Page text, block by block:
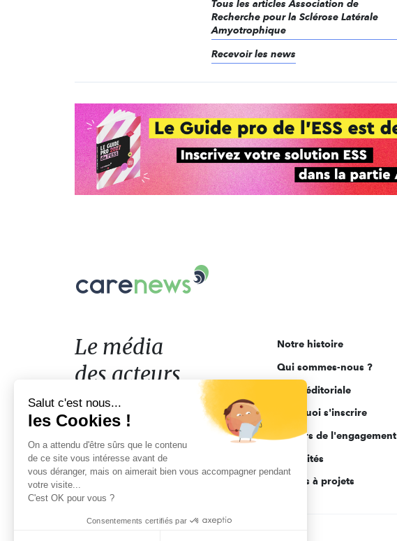
Tous les articles Association de
Recherche pour la Sclérose Latérale
Amyotrophique
Recevoir les news
Le
acteurs
de
l'engagement
Le média
des acteurs
de l'engagement
Notre histoire
Qui sommes-nous ?
Ligne éditoriale
Pourquoi s'inscrire
Acteurs de l'engagement
Actualités
Appels à projets
Salut c'est nous...
les Cookies !
On a attendu d'être sûrs que le contenu
de ce site vous intéresse avant de
vous déranger, mais on aimerait bien vous accompagner pendant
votre visite...
C'est OK pour vous ?
Consentements certifiés par